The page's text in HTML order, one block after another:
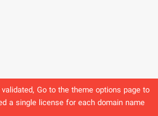
Go to the theme options page to
a single license for each domain name.